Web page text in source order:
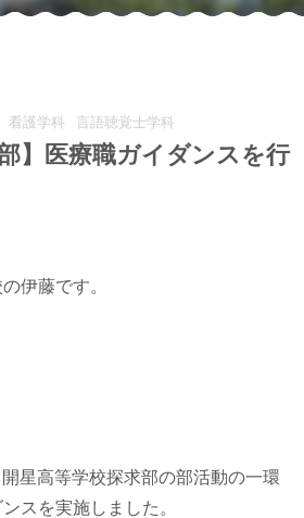
看護学科 言語聴覚士学科
】医療職ガイダンスを行
伊藤です。
星高等学校探求部の部活動の一環
スを実施しました。